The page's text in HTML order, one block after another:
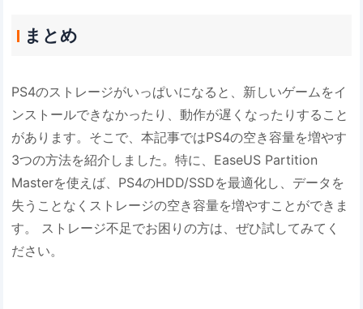
まとめ
PS4のストレージがいっぱいになると、新しいゲームをイ
ンストールできなかったり、動作が遅くなったりすること
があります。そこで、本記事ではPS4の空き容量を増やす
3つの方法を紹介しました。特に、EaseUS Partition
Masterを使えば、PS4のHDD/SSDを最適化し、データを
失うことなくストレージの空き容量を増やすことができま
す。 ストレージ不足でお困りの方は、ぜひ試してみてく
ださい。